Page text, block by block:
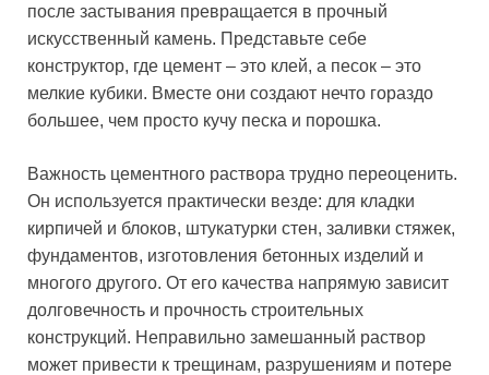
после застывания превращается в прочный
искусственный камень. Представьте себе
конструктор, где цемент – это клей, а песок – это
мелкие кубики. Вместе они создают нечто гораздо
большее, чем просто кучу песка и порошка.
Важность цементного раствора трудно переоценить.
Он используется практически везде: для кладки
кирпичей и блоков, штукатурки стен, заливки стяжек,
фундаментов, изготовления бетонных изделий и
многого другого. От его качества напрямую зависит
долговечность и прочность строительных
конструкций. Неправильно замешанный раствор
может привести к трещинам, разрушениям и потере